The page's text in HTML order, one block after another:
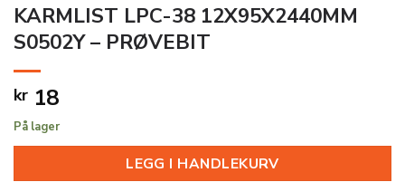
KARMLIST LPC-38 12X95X2440MM
S0502Y – PRØVEBIT
kr 18
På lager
LEGG I HANDLEKURV